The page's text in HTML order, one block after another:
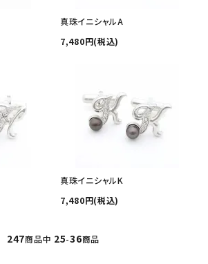
真珠イニシャルA
7,480円(税込)
真珠イニシャルK
7,480円(税込)
247商品中 25-36商品